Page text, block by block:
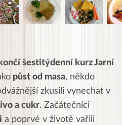
končí šestitýdenní kurz Jarní
půst od masa, někdo
zkusili vynechat v
a cukr. Začátečníci
a poprvé v životě vařili